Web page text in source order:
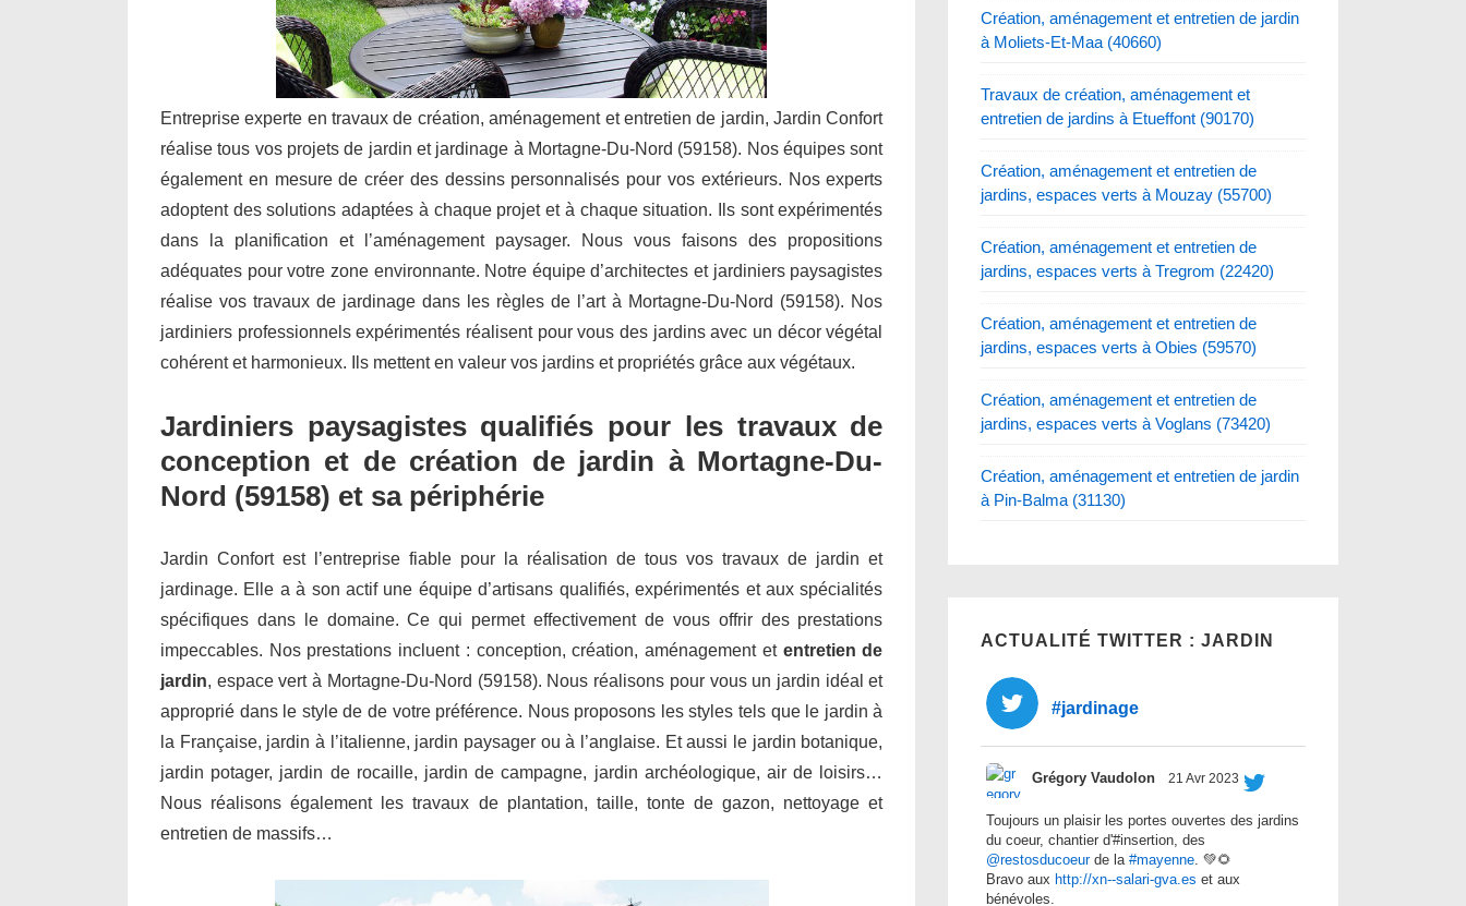
Entreprise experte en travaux de création, aménagement et entretien de jardin, Jardin Confort
réalise tous vos projets de jardin et jardinage à Mortagne-Du-Nord (59158). Nos équipes sont
également en mesure de créer des dessins personnalisés pour vos extérieurs. Nos experts
adoptent des solutions adaptées à chaque projet et à chaque situation. Ils sont expérimentés
dans la planification et l’aménagement paysager. Nous vous faisons des propositions
adéquates pour votre zone environnante. Notre équipe d’architectes et jardiniers paysagistes
réalise vos travaux de jardinage dans les règles de l’art à Mortagne-Du-Nord (59158). Nos
jardiniers professionnels expérimentés réalisent pour vous des jardins avec un décor végétal
cohérent et harmonieux. Ils mettent en valeur vos jardins et propriétés grâce aux végétaux.
Jardiniers paysagistes qualifiés pour les travaux de
conception et de création de jardin à Mortagne-Du-
Nord (59158) et sa périphérie
Jardin Confort est l’entreprise fiable pour la réalisation de tous vos travaux de jardin et
jardinage. Elle a à son actif une équipe d’artisans qualifiés, expérimentés et aux spécialités
spécifiques dans le domaine. Ce qui permet effectivement de vous offrir des prestations
impeccables. Nos prestations incluent : conception, création, aménagement et entretien de
jardin, espace vert à Mortagne-Du-Nord (59158). Nous réalisons pour vous un jardin idéal et
approprié dans le style de de votre préférence. Nous proposons les styles tels que le jardin à
la Française, jardin à l’italienne, jardin paysager ou à l’anglaise. Et aussi le jardin botanique,
jardin potager, jardin de rocaille, jardin de campagne, jardin archéologique, air de loisirs…
Nous réalisons également les travaux de plantation, taille, tonte de gazon, nettoyage et
entretien de massifs…
Création, aménagement et entretien de jardin
à Moliets-Et-Maa (40660)
Travaux de création, aménagement et
entretien de jardins à Etueffont (90170)
Création, aménagement et entretien de
jardins, espaces verts à Mouzay (55700)
Création, aménagement et entretien de
jardins, espaces verts à Tregrom (22420)
Création, aménagement et entretien de
jardins, espaces verts à Obies (59570)
Création, aménagement et entretien de
jardins, espaces verts à Voglans (73420)
Création, aménagement et entretien de jardin
à Pin-Balma (31130)
ACTUALITÉ TWITTER : JARDIN
#jardinage
Grégory Vaudolon 21 Avr 2023
Toujours un plaisir les portes ouvertes des jardins
du coeur, chantier d'#insertion, des
@restosducoeurde la#mayenne. 💚🌻
Bravo aux http://xn--salari-gva.es et aux
bénévoles.